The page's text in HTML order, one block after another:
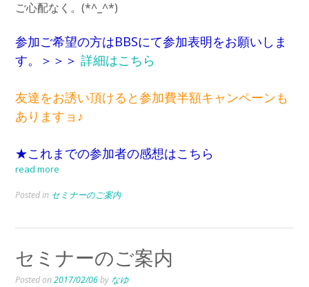
ご心配なく。(*^_^*)
参加ご希望の方はBBSにて参加表明をお願いしま
す。＞＞＞ 詳細はこちら
友達をお誘い頂けると参加費半額キャンペーンも
ありますョ♪
★これまでの参加者の感想はこちら
read more
Posted in セミナーのご案内
セミナーのご案内
Posted on2017/02/06by なゆ